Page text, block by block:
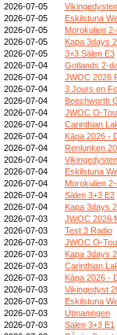
2026-07-05
2026-07-05
Eskilstuna
2026-07-05
Morokulien
2026-07-05
Kapa 3days
2026-07-05
3+3 Sälen E3
2026-07-04
Gotlands 2-
2026-07-04
JWOC 2026
2026-07-04
3 Jours en
2026-07-04
Beechworth
2026-07-04
JWOC O-
2026-07-04
Carinthian
2026-07-04
Kāpa 2026 -
2026-07-04
Renlunken
2026-07-04
2026-07-04
Eskilstuna
2026-07-04
Morokulien
2026-07-04
Sälen 3+3 E2
2026-07-04
Kapa 3days
2026-07-03
JWOC 2026
2026-07-03
Test 3 Radio
2026-07-03
JWOC O-
2026-07-03
Kapa 3days
2026-07-03
Carinthian
2026-07-03
Kāpa 2026 -
2026-07-03
Vikingedyst
2026-07-03
Eskilstuna
2026-07-03
Utmaningen
2026-07-03
Sälen 3+3 E1